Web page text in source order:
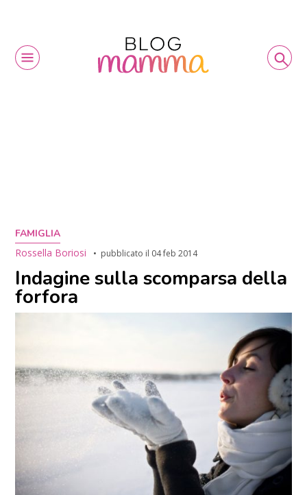
FAMIGLIA
Rossella Boriosi
pubblicato il 04 feb 2014
Indagine sulla scomparsa della
forfora